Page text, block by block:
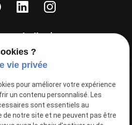
Nathalie T'KINT
Princesse
59000LILLE
03 28 36 24 08
39485576100018
à la newsletter :
?
vie privée
pour améliorer votre expérience
un contenu personnalisé. Les
sont essentiels au
notre site et ne peuvent pas être